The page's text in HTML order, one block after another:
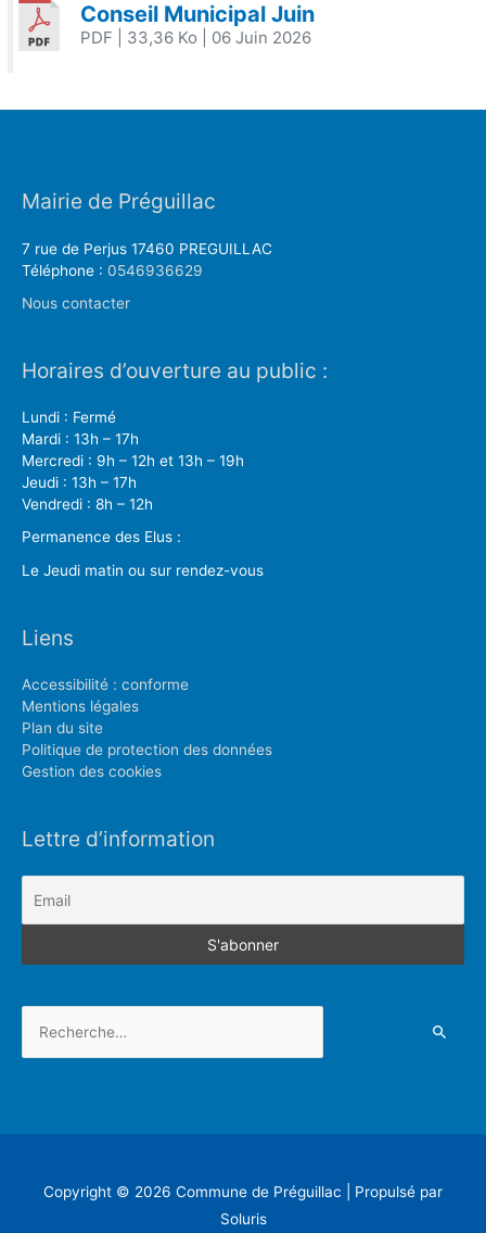
Conseil Municipal Juin
PDF | 33,36 Ko | 06 Juin 2026
Mairie de Préguillac
7 rue de Perjus 17460 PREGUILLAC
Téléphone : 0546936629
Nous contacter
Horaires d’ouverture au public :
Lundi : Fermé
Mardi : 13h – 17h
Mercredi : 9h – 12h et 13h – 19h
Jeudi : 13h – 17h
Vendredi : 8h – 12h
Permanence des Elus :
Le Jeudi matin ou sur rendez-vous
Liens
Accessibilité : conforme
Mentions légales
Plan du site
Politique de protection des données
Gestion des cookies
Lettre d’information
Copyright © 2026 Commune de Préguillac | Propulsé par
Soluris